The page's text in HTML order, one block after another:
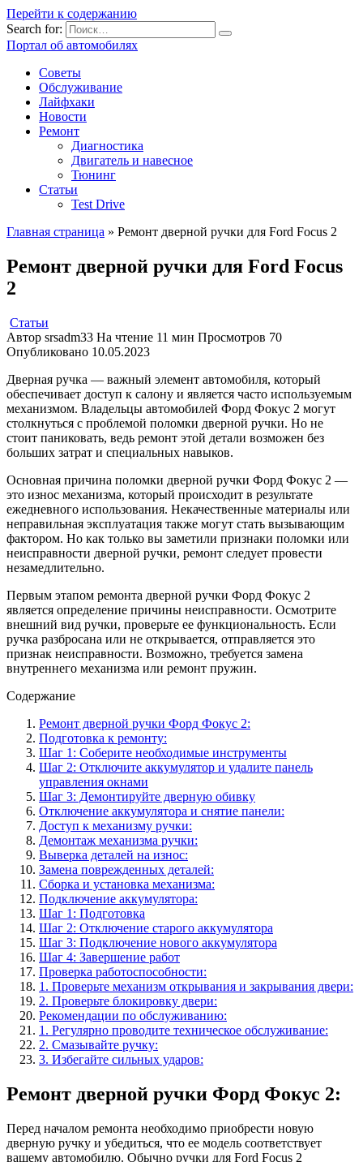
Перейти к содержанию
Search for:
Портал об автомобилях
Советы
Обслуживание
Лайфхаки
Новости
Ремонт
Диагностика
Двигатель и навесное
Тюнинг
Статьи
Test Drive
Главная страница » Ремонт дверной ручки для Ford Focus 2
Ремонт дверной ручки для Ford Focus
2
Статьи
Автор srsadm33 На чтение 11 мин Просмотров 70
Опубликовано 10.05.2023
Дверная ручка — важный элемент автомобиля, который
обеспечивает доступ к салону и является часто используемым
механизмом. Владельцы автомобилей Форд Фокус 2 могут
столкнуться с проблемой поломки дверной ручки. Но не
стоит паниковать, ведь ремонт этой детали возможен без
больших затрат и специальных навыков.
Основная причина поломки дверной ручки Форд Фокус 2 —
это износ механизма, который происходит в результате
ежедневного использования. Некачественные материалы или
неправильная эксплуатация также могут стать вызывающим
фактором. Но как только вы заметили признаки поломки или
неисправности дверной ручки, ремонт следует провести
незамедлительно.
Первым этапом ремонта дверной ручки Форд Фокус 2
является определение причины неисправности. Осмотрите
внешний вид ручки, проверьте ее функциональность. Если
ручка разбросана или не открывается, отправляется это
признак неисправности. Возможно, требуется замена
внутреннего механизма или ремонт пружин.
Содержание
Ремонт дверной ручки Форд Фокус 2:
Подготовка к ремонту:
Шаг 1: Соберите необходимые инструменты
Шаг 2: Отключите аккумулятор и удалите панель
управления окнами
Шаг 3: Демонтируйте дверную обивку
Отключение аккумулятора и снятие панели:
Доступ к механизму ручки:
Демонтаж механизма ручки:
Выверка деталей на износ:
Замена поврежденных деталей:
Сборка и установка механизма:
Подключение аккумулятора:
Шаг 1: Подготовка
Шаг 2: Отключение старого аккумулятора
Шаг 3: Подключение нового аккумулятора
Шаг 4: Завершение работ
Проверка работоспособности:
1. Проверьте механизм открывания и закрывания двери:
2. Проверьте блокировку двери:
Рекомендации по обслуживанию:
1. Регулярно проводите техническое обслуживание:
2. Смазывайте ручку:
3. Избегайте сильных ударов:
Ремонт дверной ручки Форд Фокус 2:
Перед началом ремонта необходимо приобрести новую
дверную ручку и убедиться, что ее модель соответствует
вашему автомобилю. Обычно ручки для Ford Focus 2